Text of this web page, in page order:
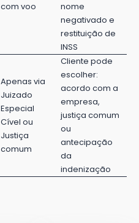
com voo
nome
negativado e
restituição de
INSS
Apenas via
Juizado
Especial
Cível ou
Justiça
comum
Cliente pode
escolher:
acordo com a
empresa,
justiça comum
ou
antecipação
da
indenização